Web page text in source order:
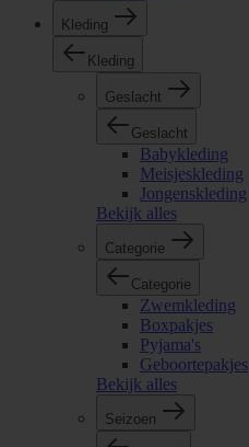
Kleding
Kleding
Geslacht
Geslacht
Babykleding
Meisjeskleding
Jongenskleding
Bekijk alles
Categorie
Categorie
Zwemkleding
Boxpakjes
Pyjama's
Geboortepakjes
Bekijk alles
Seizoen